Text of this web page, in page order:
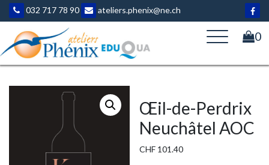
Aller
contenu
032 717 78 90 ateliers.phenix@ne.ch
0
Œil-de-Perdrix
Neuchâtel AOC
CHF 101.40